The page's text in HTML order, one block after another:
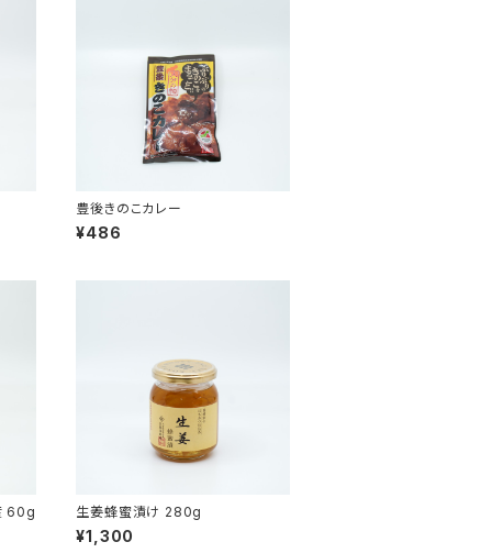
豊後きのこカレー
¥486
60g 生姜蜂蜜漬け 280g
¥1,300